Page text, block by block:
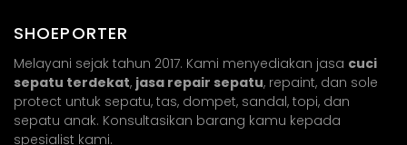
SHOEPORTER
Melayani sejak tahun 2017. Kami menyediakan jasa cuci
sepatu terdekat, jasa repair sepatu, repaint, dan sole
protect untuk sepatu, tas, dompet, sandal, topi, dan
sepatu anak. Konsultasikan barang kamu kepada
spesialist kami.